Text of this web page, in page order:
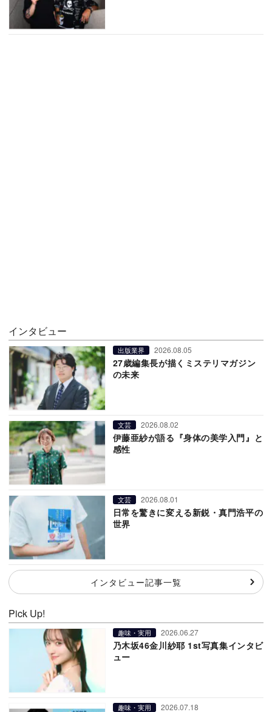
インタビュー
出版業界 2026.08.05
27歳編集長が描くミステリマガジン
の未来
文芸 2026.08.02
伊藤亜紗が語る『身体の美学入門』と
感性
文芸 2026.08.01
日常を驚きに変える新鋭・真門浩平の
世界
インタビュー記事一覧
Pick Up!
趣味・実用 2026.06.27
乃木坂46金川紗耶 1st写真集インタビ
ュー
趣味・実用 2026.07.18